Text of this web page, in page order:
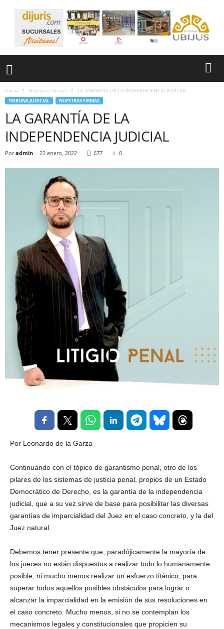
Inicio Nuestras firmas LA GARANTÍA DE LA INDEPENDENCIA JUDICIAL
TRIBUNA JUDICIAL NUESTRAS FIRMAS
LA GARANTÍA DE LA
INDEPENDENCIA JUDICIAL
Por admin - 22 enero, 2022 677 0
Por Leonardo de la Garza
Continuando con el tópico de garantismo penal, otro de los
pilares de los sistemas de justicia penal, propios de un Estado
Democrático de Derecho, es la garantía de la independencia
judicial, que a su vez sirve de base para posibilitar las diversas
garantías de imparcialidad del Juez en el caso concreto, y la del
Juez natural.
Debemos tener presente que, paradójicamente la mayoría de
los jueces no están dispuestos a realizar todo lo humanamente
posible, ni mucho menos realizar un esfuerzo titánico, para
superar todos aquellos posibles obstáculos para lograr o
alcanzar la imparcialidad en la emisión de sus resoluciones en
el caso concreto. Mucho menos, si no se contemplan los
mecanismos legales y constitucionales que propicien su